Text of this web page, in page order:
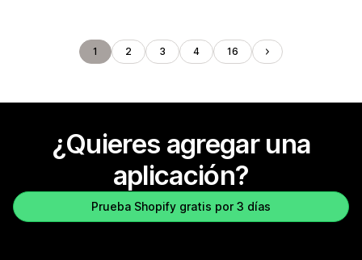
1 2 3 4 16
¿Quieres agregar una
aplicación?
Prueba Shopify gratis por 3 días